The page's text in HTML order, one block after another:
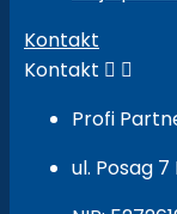
Kontakt
Kontakt  
Profi
ul. Posag